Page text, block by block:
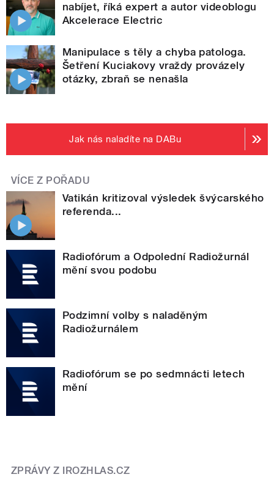
nabíjet, říká expert a autor videoblogu
Akcelerace Electric
Manipulace s těly a chyba patologa.
Šetření Kuciakovy vraždy provázely
otázky, zbraň se nenašla
Jak nás naladíte na DABu
VÍCE Z POŘADU
Vatikán kritizoval výsledek švýcarského
referenda...
Radiofórum a Odpolední Radiožurnál
mění svou podobu
Podzimní volby s naladěným
Radiožurnálem
Radiofórum se po sedmnácti letech
mění
ZPRÁVY Z IROZHLAS.CZ